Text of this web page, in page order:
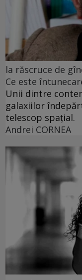
la răscruce de
Ce este
Unii dintre
galaxiilor
telescop spațial.
Andrei CORNEA